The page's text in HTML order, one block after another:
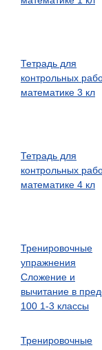
Тетрадь для
контрольных
математике 3 кл
Тетрадь для
контрольных
математике 4 кл
Тренировочные
упражнения
Сложение и
вычитание в
100 1-3 классы
Тренировочные